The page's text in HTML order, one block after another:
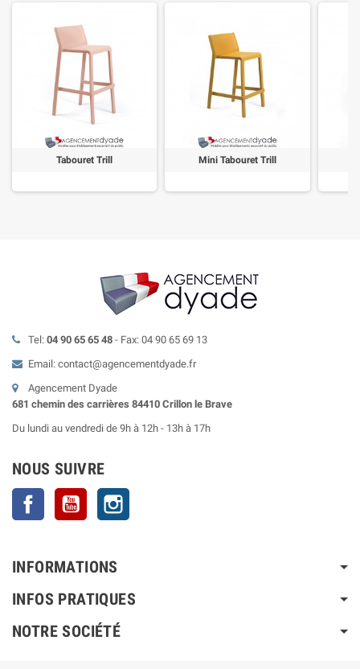
Tabouret Trill Mini Tabouret Trill
Tel: 04 90 65 65 48 - Fax: 04 90 65 69 13
Email: contact@agencementdyade.fr
Agencement Dyade
681 chemin des carrières 84410 Crillon le Brave
Du lundi au vendredi de 9h à 12h - 13h à 17h
NOUS SUIVRE
Facebook YouTube
INFORMATIONS
INFOS PRATIQUES
NOTRE SOCIÉTÉ